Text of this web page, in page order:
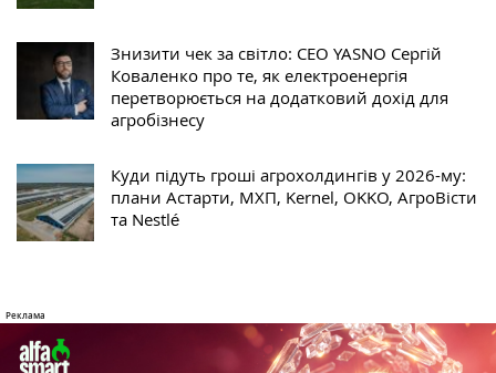
Знизити чек за світло: СЕО YASNO Сергій
Коваленко про те, як електроенергія
перетворюється на додатковий дохід для
агробізнесу
Куди підуть гроші агрохолдингів у 2026-му:
плани Астарти, МХП, Kernel, OKKO, АгроВісти
та Nestlé